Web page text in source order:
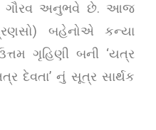
ગૌરવ અનુભવે છે. આજ
બહેનોએ કન્યા
ગૃહિણી બની ‘યત્ર
દેવતા’ નું સૂત્ર સાર્થક